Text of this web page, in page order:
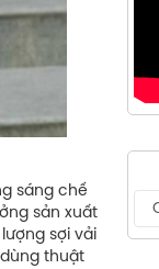
sáng chế
sản xuất
sợi vải
thuật